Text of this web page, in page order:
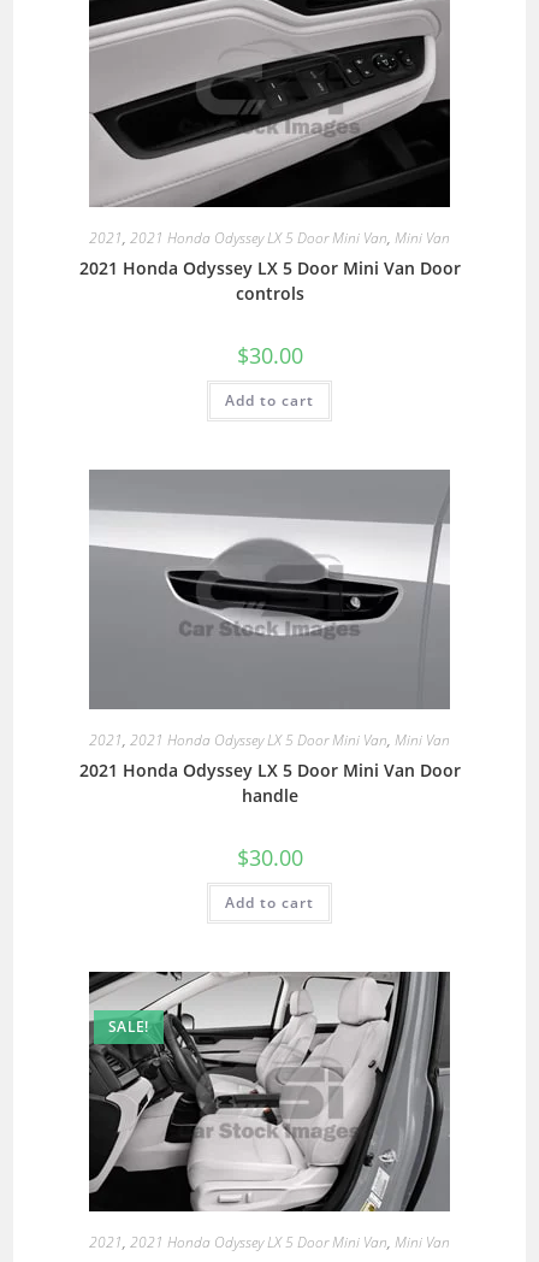
2021, 2021 Honda Odyssey LX 5 Door Mini Van, Mini Van
2021 Honda Odyssey LX 5 Door Mini Van Door
controls
$30.00
Add to cart
2021, 2021 Honda Odyssey LX 5 Door Mini Van, Mini Van
2021 Honda Odyssey LX 5 Door Mini Van Door
handle
$30.00
Add to cart
SALE!
2021, 2021 Honda Odyssey LX 5 Door Mini Van, Mini Van